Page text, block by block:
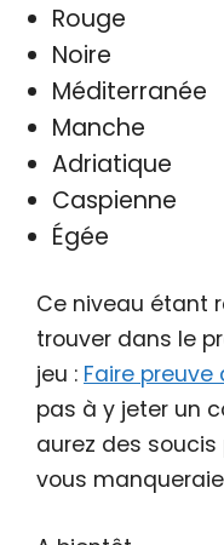
Rouge
Noire
Méditerranée
Manche
Adriatique
Caspienne
Égée
Ce niveau étant
trouver dans le
jeu : Faire preuve
pas à y jeter un
aurez des
vous